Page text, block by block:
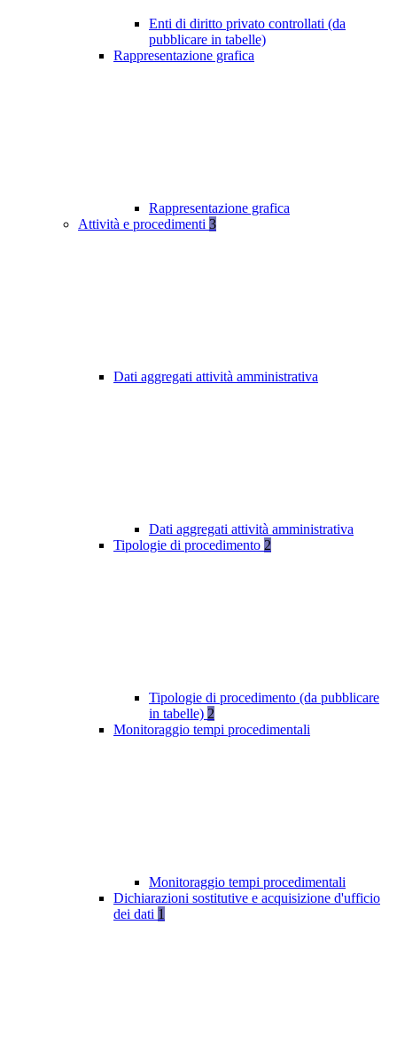
Enti di diritto privato controllati (da
pubblicare in tabelle)
Rappresentazione grafica
Rappresentazione grafica
Attività e procedimenti 3
Dati aggregati attività amministrativa
Dati aggregati attività amministrativa
Tipologie di procedimento 2
Tipologie di procedimento (da pubblicare
in tabelle) 2
Monitoraggio tempi procedimentali
Monitoraggio tempi procedimentali
Dichiarazioni sostitutive e acquisizione d'ufficio
dei dati 1